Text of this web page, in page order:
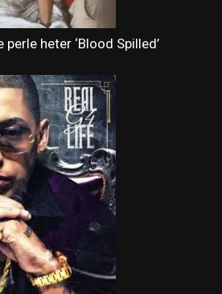
heter ‘Blood Spilled’